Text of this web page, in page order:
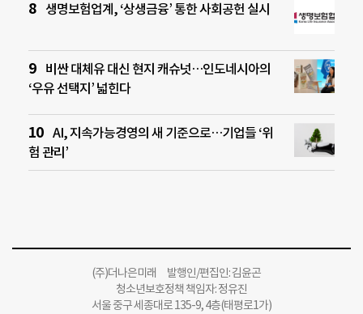
생명보험업계, ‘상생금융’ 통한 사회공헌 실시
비싼 대체유 대신 현지 캐슈넛…인도네시아의
‘우유 선택지’ 넓힌다
AI, 지속가능경영의 새 기준으로…기업들 ‘위
험 관리’
(주)더나은미래 발행인/편집인: 김윤곤
청소년보호정책 책임자: 정유진
서울 중구 세종대로 135-9, 4층(태평로1가)